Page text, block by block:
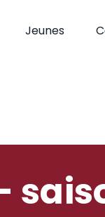
Jeunes